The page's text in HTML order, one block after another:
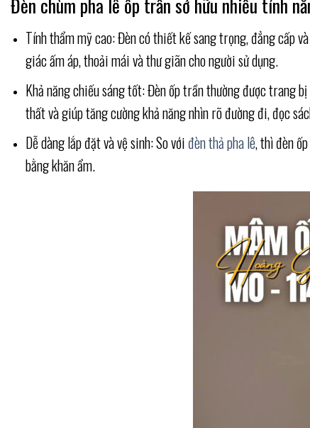
Tính thẩm mỹ cao: Đèn có thiết kế sang trọng, đẳng cấp
giác ấm áp, thoải mái và thư giãn cho người sử dụng.
Khả năng chiếu sáng tốt: Đèn ốp trần thường được trang
thất và giúp tăng cường khả năng nhìn rõ đường đi, đọc
Dễ dàng lắp đặt và vệ sinh: So với đèn thả pha lê, thì đèn
bằng khăn ẩm.